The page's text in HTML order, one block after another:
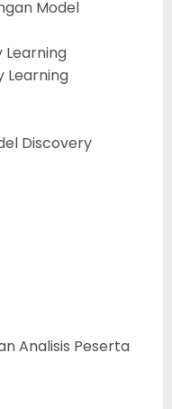
Model
Learning
Learning
Discovery
Analisis Peserta